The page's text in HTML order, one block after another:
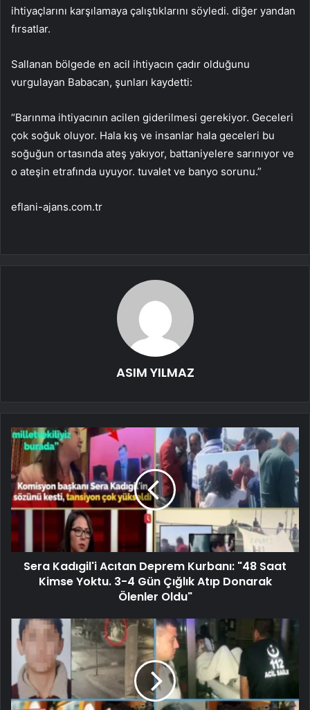
ihtiyaçlarını karşılamaya çalıştıklarını söyledi. diğer yandan
fırsatlar.
Sallanan bölgede en acil ihtiyacın çadır olduğunu
vurgulayan Babacan, şunları kaydetti:
“Barınma ihtiyacının acilen giderilmesi gerekiyor. Geceleri
çok soğuk oluyor. Hala kış ve insanlar hala geceleri bu
soğuğun ortasında ateş yakıyor, battaniyelere sarınıyor ve
o ateşin etrafında uyuyor. tuvalet ve banyo sorunu.”
eflani-ajans.com.tr
ASIM YILMAZ
Sera Kadıgil'i Acıtan Deprem Kurbanı: "48 Saat
Kimse Yoktu. 3-4 Gün Çığlık Atıp Donarak
Ölenler Oldu"